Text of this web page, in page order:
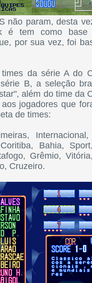
não param, desta
é tem como
por sua vez, foi
da série A do
B, a seleção
além do time da
jogadores que
de times:
Bahia,
Grêmio,
Cruzeiro.